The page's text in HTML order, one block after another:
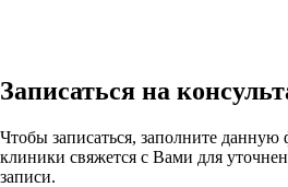
Записаться на
Чтобы записаться, заполните
клиники свяжется с Вами для
записи.